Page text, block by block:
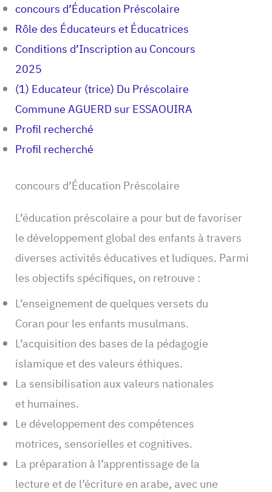
concours d’Éducation Préscolaire
Rôle des Éducateurs et Éducatrices
Conditions d’Inscription au Concours
2025
(1) Educateur (trice) Du Préscolaire
Commune AGUERD sur ESSAOUIRA
Profil recherché
Profil recherché
concours d’Éducation Préscolaire
L’éducation préscolaire a pour but de favoriser
le développement global des enfants à travers
diverses activités éducatives et ludiques. Parmi
les objectifs spécifiques, on retrouve :
L’enseignement de quelques versets du
Coran pour les enfants musulmans.
L’acquisition des bases de la pédagogie
islamique et des valeurs éthiques.
La sensibilisation aux valeurs nationales
et humaines.
Le développement des compétences
motrices, sensorielles et cognitives.
La préparation à l’apprentissage de la
lecture et de l’écriture en arabe, avec une